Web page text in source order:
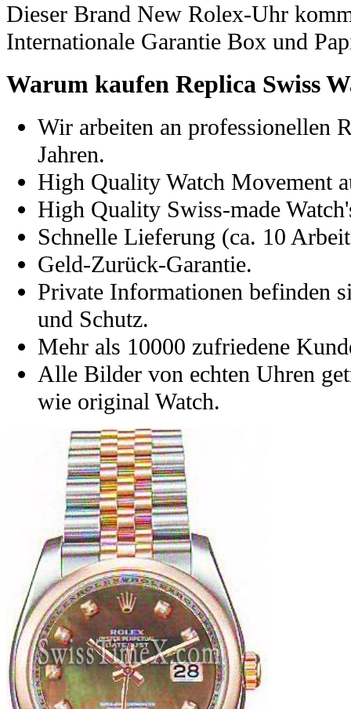
Dieser Brand New Rolex-Uhr
Internationale Garantie Box und
Warum kaufen Replica Swiss
Wir arbeiten an professionellen
Jahren.
High Quality Watch Movement
High Quality Swiss-made
Schnelle Lieferung (ca. 10
Geld-Zurück-Garantie.
Private Informationen befinden
und Schutz.
Mehr als 10000 zufriedene
Alle Bilder von echten Uhren
wie original Watch.